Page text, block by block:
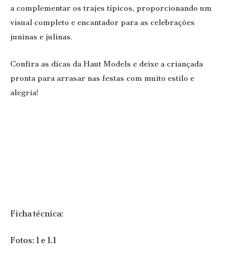
a complementar os trajes típicos, proporcionando um
visual completo e encantador para as celebrações
juninas e julinas.
Confira as dicas da Haut Models e deixe a criançada
pronta para arrasar nas festas com muito estilo e
alegria!
Ficha técnica:
Fotos: 1 e 1.1